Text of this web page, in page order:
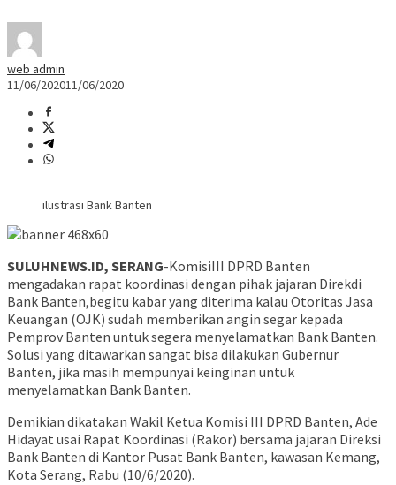
web admin
11/06/202011/06/2020
ilustrasi Bank Banten
SULUHNEWS.ID, SERANG-KomisiIII DPRD Banten
mengadakan rapat koordinasi dengan pihak jajaran Direkdi
Bank Banten,begitu kabar yang diterima kalau Otoritas Jasa
Keuangan (OJK) sudah memberikan angin segar kepada
Pemprov Banten untuk segera menyelamatkan Bank Banten.
Solusi yang ditawarkan sangat bisa dilakukan Gubernur
Banten, jika masih mempunyai keinginan untuk
menyelamatkan Bank Banten.
Demikian dikatakan Wakil Ketua Komisi III DPRD Banten, Ade
Hidayat usai Rapat Koordinasi (Rakor) bersama jajaran Direksi
Bank Banten di Kantor Pusat Bank Banten, kawasan Kemang,
Kota Serang, Rabu (10/6/2020).